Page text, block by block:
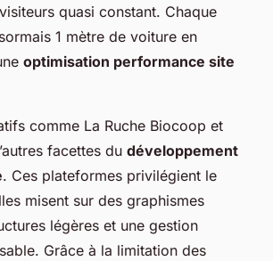
quasi constant. Chaque
1 mètre de voiture en
optimisation performance site
comme La Ruche Biocoop et
facettes du développement
. Ces plateformes privilégient le
misent sur des graphismes
légères et une gestion
Grâce à la limitation des